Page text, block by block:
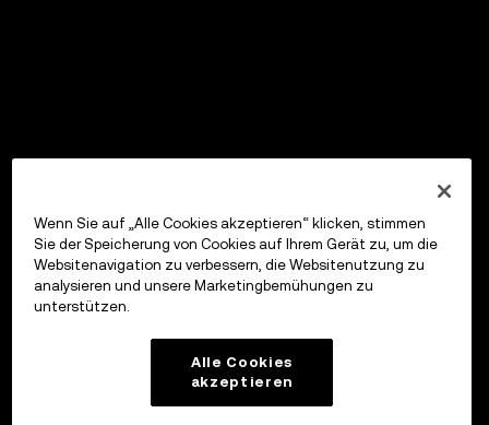
Wenn Sie auf „Alle Cookies akzeptieren“ klicken, stimmen
Sie der Speicherung von Cookies auf Ihrem Gerät zu, um die
Websitenavigation zu verbessern, die Websitenutzung zu
analysieren und unsere Marketingbemühungen zu
unterstützen.
Alle Cookies
akzeptieren